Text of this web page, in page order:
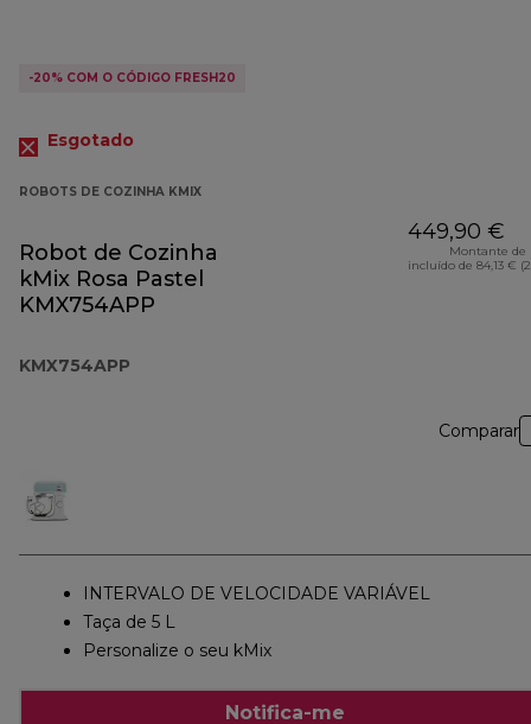
-20% COM O CÓDIGO FRESH20
Esgotado
ROBOTS DE COZINHA KMIX
Robot de Cozinha
kMix Rosa Pastel
KMX754APP
KMX754APP
449,90 €
Montante de
incluído de 84,13 €
Comparar
INTERVALO DE VELOCIDADE VARIÁVEL
Taça de 5 L
Personalize o seu kMix
Notifica-me